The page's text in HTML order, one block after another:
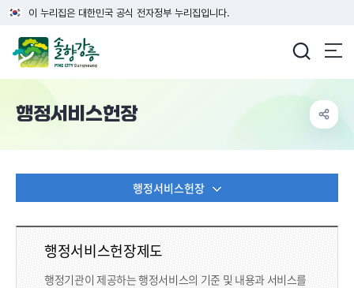
이 누리집은 대한민국 공식 전자정부 누리집입니다.
행정서비스헌장
행정서비스헌장
행정서비스헌장제도
행정기관이 제공하는 행정서비스의 기준 및 내용과 서비스를